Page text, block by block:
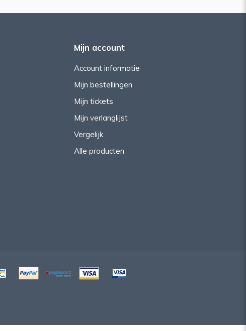
Mijn account
Account informatie
Mijn bestellingen
Mijn tickets
Mijn verlanglijst
Vergelijk
Alle producten